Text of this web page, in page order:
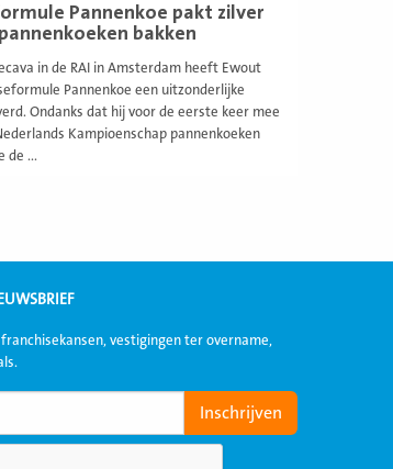
Pannenkoe pakt zilver
bakken
in de RAI in Amsterdam heeft Ewout
Pannenkoe een uitzonderlijke
Ondanks dat hij voor de eerste keer mee
Kampioenschap pannenkoeken
de ...
vestigingen ter overname,